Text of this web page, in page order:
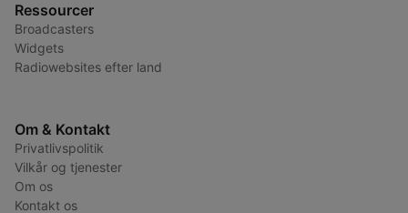
Ressourcer
Broadcasters
Widgets
Radiowebsites efter land
Om & Kontakt
Privatlivspolitik
Vilkår og tjenester
Om os
Kontakt os